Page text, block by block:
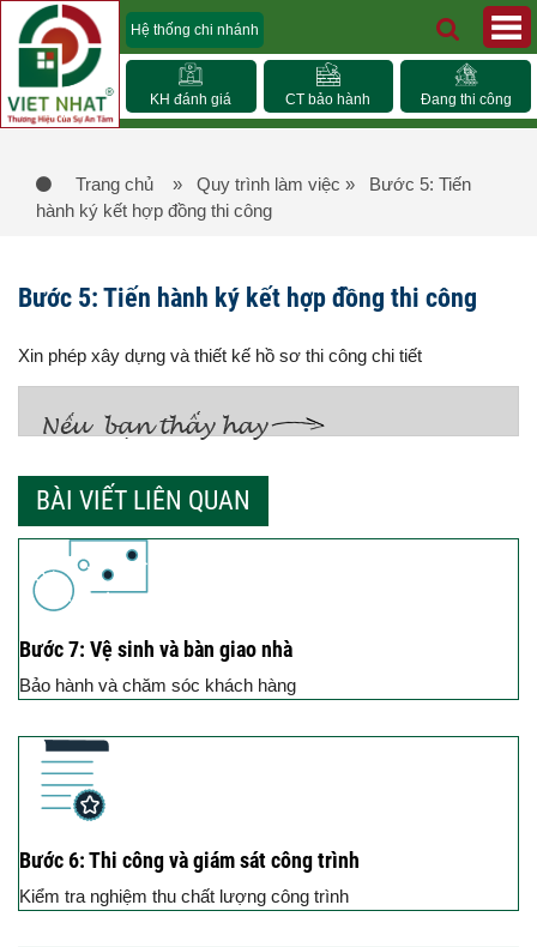
Hệ thống chi nhánh
KH đánh giá CT bảo hành Đang thi công
Trang chủ » Quy trình làm việc » Bước 5: Tiến
hành ký kết hợp đồng thi công
Bước 5: Tiến hành ký kết hợp đồng thi công
Xin phép xây dựng và thiết kế hồ sơ thi công chi tiết
BÀI VIẾT LIÊN QUAN
Bước 7: Vệ sinh và bàn giao nhà
Bảo hành và chăm sóc khách hàng
Bước 6: Thi công và giám sát công trình
Kiểm tra nghiệm thu chất lượng công trình